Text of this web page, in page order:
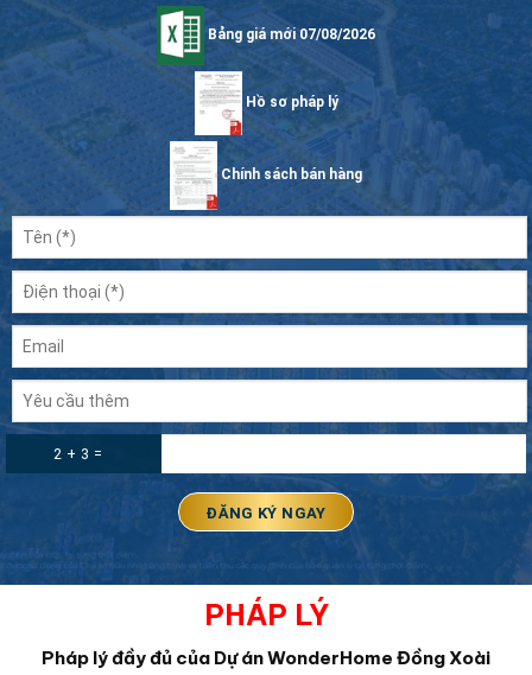
Bảng giá mới 07/08/2026
Hồ sơ pháp lý
Chính sách bán hàng
2 + 3 =
PHÁP LÝ
Pháp lý đầy đủ của Dự án WonderHome Đồng Xoài